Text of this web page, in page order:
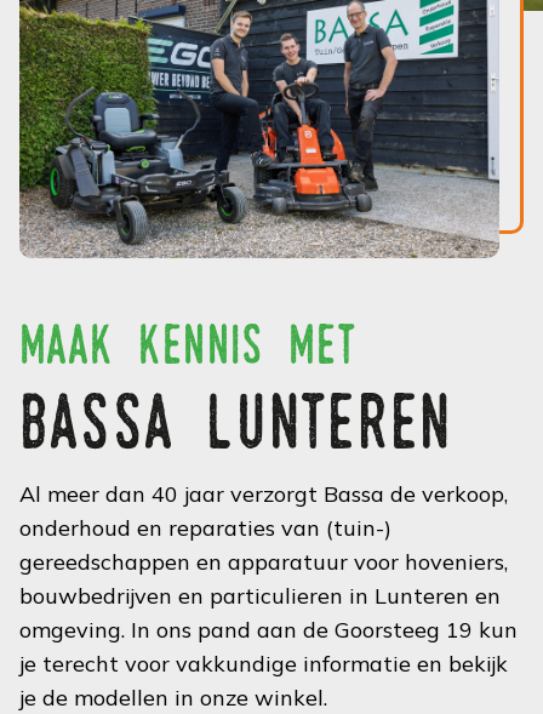
maak kennis met
bassa lunteren
Al meer dan 40 jaar verzorgt Bassa de verkoop,
onderhoud en reparaties van (tuin-)
gereedschappen en apparatuur voor hoveniers,
bouwbedrijven en particulieren in Lunteren en
omgeving. In ons pand aan de Goorsteeg 19 kun
je terecht voor vakkundige informatie en bekijk
je de modellen in onze winkel.